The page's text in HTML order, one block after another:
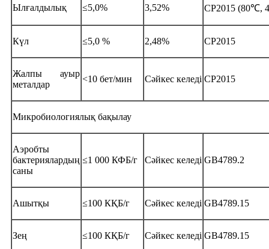
Ылғалдылық ≤5,0% 3,52% CP2015 (80℃,
Күл ≤5,0 % 2,48% CP2015
Жалпы ауыр
металдар
<10 бет/мин Сәйкес келеді CP2015
Микробиологиялық бақылау
Аэробты
бактериялардың
саны
≤1 000 КФБ/г Сәйкес келеді GB4789.2
Ашытқы ≤100 КҚБ/г Сәйкес келеді GB4789.15
Зең ≤100 КҚБ/г Сәйкес келеді GB4789.15